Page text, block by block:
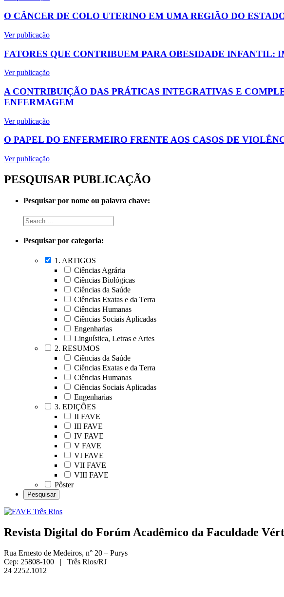
O CÂNCER DE COLO UTERINO EM UMA REGIÃO DO
Ver publicação
FATORES QUE CONTRIBUEM PARA OBESIDADE INFANTIL:
Ver publicação
A CONTRIBUIÇÃO DAS PRÁTICAS INTEGRATIVAS E
ENFERMAGEM
Ver publicação
O PAPEL DO ENFERMEIRO FRENTE AOS CASOS DE
Ver publicação
PESQUISAR PUBLICAÇÃO
Pesquisar por nome ou palavra chave:
Pesquisar por categoria:
1. ARTIGOS
Ciências Agrária
Ciências Biológicas
Ciências da Saúde
Ciências Exatas e da Terra
Ciências Humanas
Ciências Sociais Aplicadas
Engenharias
Linguística, Letras e Artes
2. RESUMOS
Ciências da Saúde
Ciências Exatas e da Terra
Ciências Humanas
Ciências Sociais Aplicadas
Engenharias
3. EDIÇÕES
II FAVE
III FAVE
IV FAVE
V FAVE
VI FAVE
VII FAVE
VIII FAVE
Pôster
Revista Digital do Forúm Acadêmico da Faculdade
Rua Ernesto de Medeiros, n° 20 – Purys
Cep: 25808-100 | Três Rios/RJ
24 2252.1012